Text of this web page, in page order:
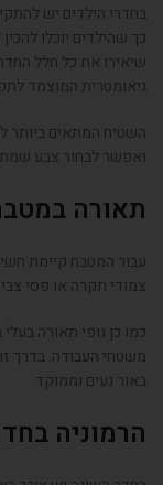
בחדרי הילדים יש
כך שהילדים יוכלו
שיאירו את כל חלל
גיאומטרית המוצמד
השטיח המתאים ביותר
ואפשר לבחור צבע
תאורה
עבור המטבח קיימת
צמודי תקרה או פסי
כמו כן גופי תאורה
משטחי העבודה. בדרך
באור נעים וממוקד.
הרמוניה